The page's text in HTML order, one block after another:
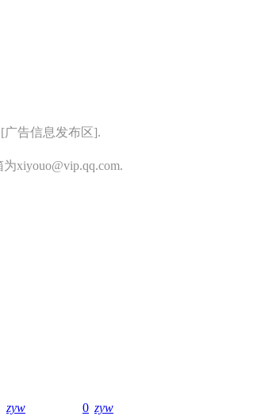
广告信息发布区].
xiyouo@vip.qq.com.
zyw 0 zyw